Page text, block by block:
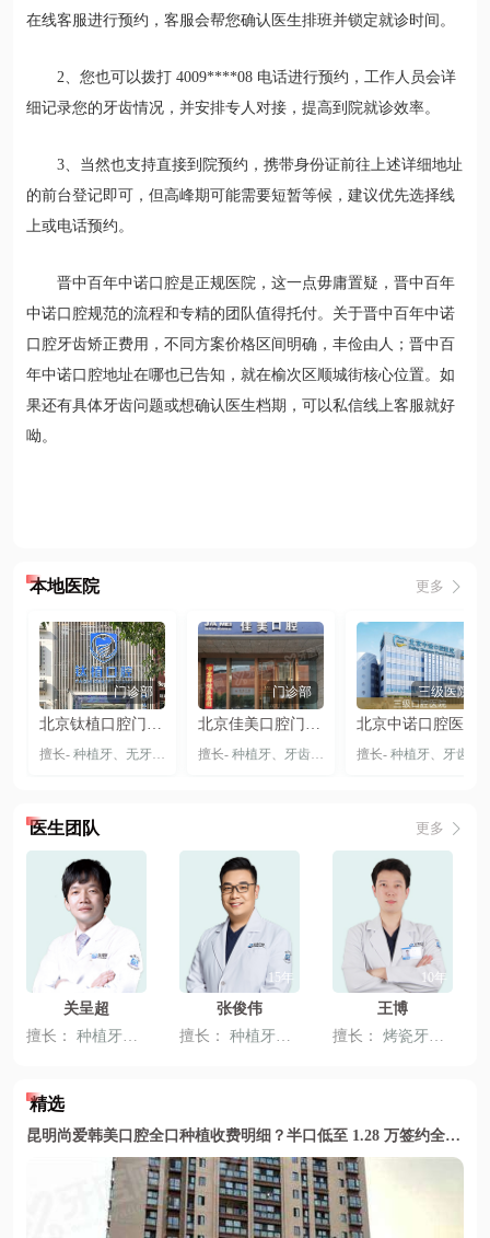
在线客服进行预约，客服会帮您确认医生排班并锁定就诊时间。
2、您也可以拨打 4009****08 电话进行预约，工作人员会详
细记录您的牙齿情况，并安排专人对接，提高到院就诊效率。
3、当然也支持直接到院预约，携带身份证前往上述详细地址
的前台登记即可，但高峰期可能需要短暂等候，建议优先选择线
上或电话预约。
晋中百年中诺口腔是正规医院，这一点毋庸置疑，晋中百年
中诺口腔规范的流程和专精的团队值得托付。关于晋中百年中诺
口腔牙齿矫正费用，不同方案价格区间明确，丰俭由人；晋中百
年中诺口腔地址在哪也已告知，就在榆次区顺城街核心位置。如
果还有具体牙齿问题或想确认医生档期，可以私信线上客服就好
呦。
本地医院 更多
门诊部
北京钛植口腔门诊部（双井总院）
擅长- 种植牙、 无牙颌种植 、穿颧穿翼种植牙
门诊部
北京佳美口腔门诊部（大悦城旗舰店）
擅长- 种植牙、 牙齿矫正 隐形矫正、牙齿贴片
三级医院
擅长- 种植牙、 牙齿矫正
医生团队 更多
13年
关呈超
擅长： 种植牙、 全冠牙、固定义齿
15年
张俊伟
擅长： 种植牙、 固定义齿、 活动义齿、
10年
王博
擅长： 烤瓷牙、
精选
昆明尚爱韩美口腔全口种植收费明细？半口低至 1.28 万签约全包无隐形消费